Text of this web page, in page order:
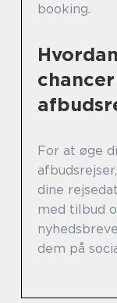
booking.
For at øge
dine
med tilbud
dem på